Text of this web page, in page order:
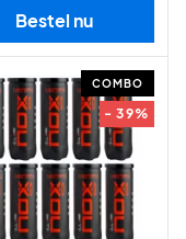
Bestel nu
COMBO
- 39%